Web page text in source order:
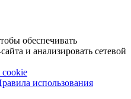
обеспечивать
и анализировать сетевой
cookie
использования